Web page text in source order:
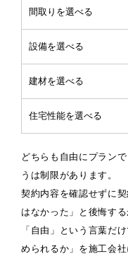
間取りを選べる
設備を選べる
建材を選べる
住宅性能を選べる
どちらも自由にプラン
うは制限があります。
契約内容を確認せずに
はなかった」と後悔する
「自由」という言葉だ
められるか」を施工会社